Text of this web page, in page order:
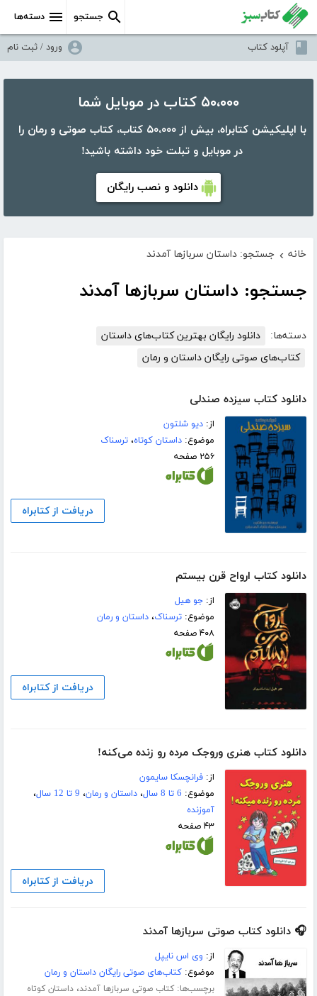
دسته‌ها جستجو
آپلود کتاب ورود / ثبت نام
۵۰،۰۰۰ کتاب در موبایل شما
با اپلیکیشن کتابراه، بیش از ۵۰،۰۰۰ کتاب، کتاب صوتی و رمان را
در موبایل و تبلت خود داشته باشید!
دانلود و نصب رایگان
خانه › جستجو: داستان سربازها آمدند
جستجو: داستان سربازها آمدند
دسته‌ها:
دانلود رایگان بهترین کتاب‌های داستان
کتاب‌های صوتی رایگان داستان و رمان
دانلود کتاب سیزده صندلی
از:دیو شلتون
موضوع:داستان کوتاه،ترسناک
۲۵۶ صفحه
دریافت از کتابراه
دانلود کتاب ارواح قرن بیستم
از:جو ھیل
موضوع:ترسناک،داستان و رمان
۴۰۸ صفحه
دریافت از کتابراه
دانلود کتاب هنری وروجک مرده رو زنده می‌کنه!
از:فرانچسکا سایمون
موضوع: 6 تا 8 سال ،داستان و رمان، 9 تا 12 سال
،
آموزنده
۴۳ صفحه
دریافت از کتابراه
🎧 دانلود کتاب صوتی سربازها آمدند
از: وی اس نایپل
موضوع:کتاب‌های صوتی رایگان داستان و رمان
برچسب‌ها:کتاب صوتی سربازها آمدند،داستان کوتاه